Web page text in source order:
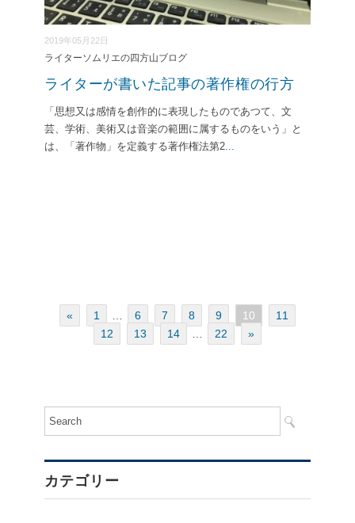
2019年05月22日
ライターソムリエの四方山ブログ
ライターが書いた記事の著作権の行方
「思想又は感情を創作的に表現したものであつて、文
芸、学術、美術又は音楽の範囲に属するものをいう」と
は、「著作物」を定義する著作権法第2...
« 1 6 7 8 9 10
11
12
13 14 22 »
カテゴリー